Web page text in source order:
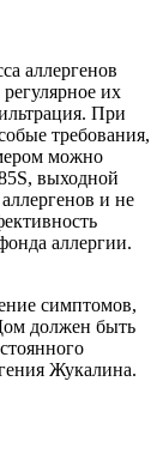
аллергенов
их
При
требования,
можно
выходной
и не
аллергии.
симптомов,
должен быть
Жукалина.